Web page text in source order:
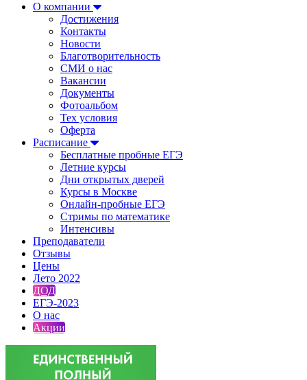
О компании
Достижения
Контакты
Новости
Благотворительность
СМИ о нас
Вакансии
Документы
Фотоальбом
Тех условия
Оферта
Расписание
Бесплатные пробные ЕГЭ
Летние курсы
Дни открытых дверей
Курсы в Москве
Онлайн-пробные ЕГЭ
Стримы по математике
Интенсивы
Преподаватели
Отзывы
Цены
Лето 2022
ДОД
ЕГЭ-2023
О нас
Акции